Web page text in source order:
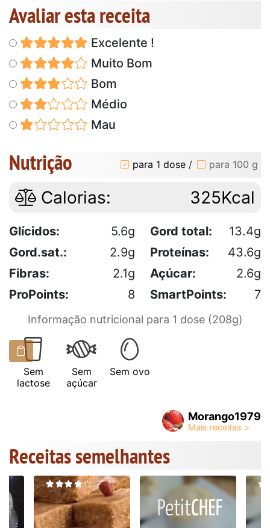
Avaliar esta receita
Excelente !
Muito Bom
Bom
Médio
Mau
Nutrição para 1 dose / para 100 g
Calorias: 325Kcal
Glícidos: 5.6g Gord total:
13.4g
Gord.sat.:
2.9g Proteínas:
43.6g
Fibras:
2.1g Açúcar:
2.6g
ProPoints:
8 SmartPoints: 7
Informação nutricional para 1 dose (208g)
Sem
lactose
Sem
açúcar
Sem ovo
Morango1979
Receitas semelhantes